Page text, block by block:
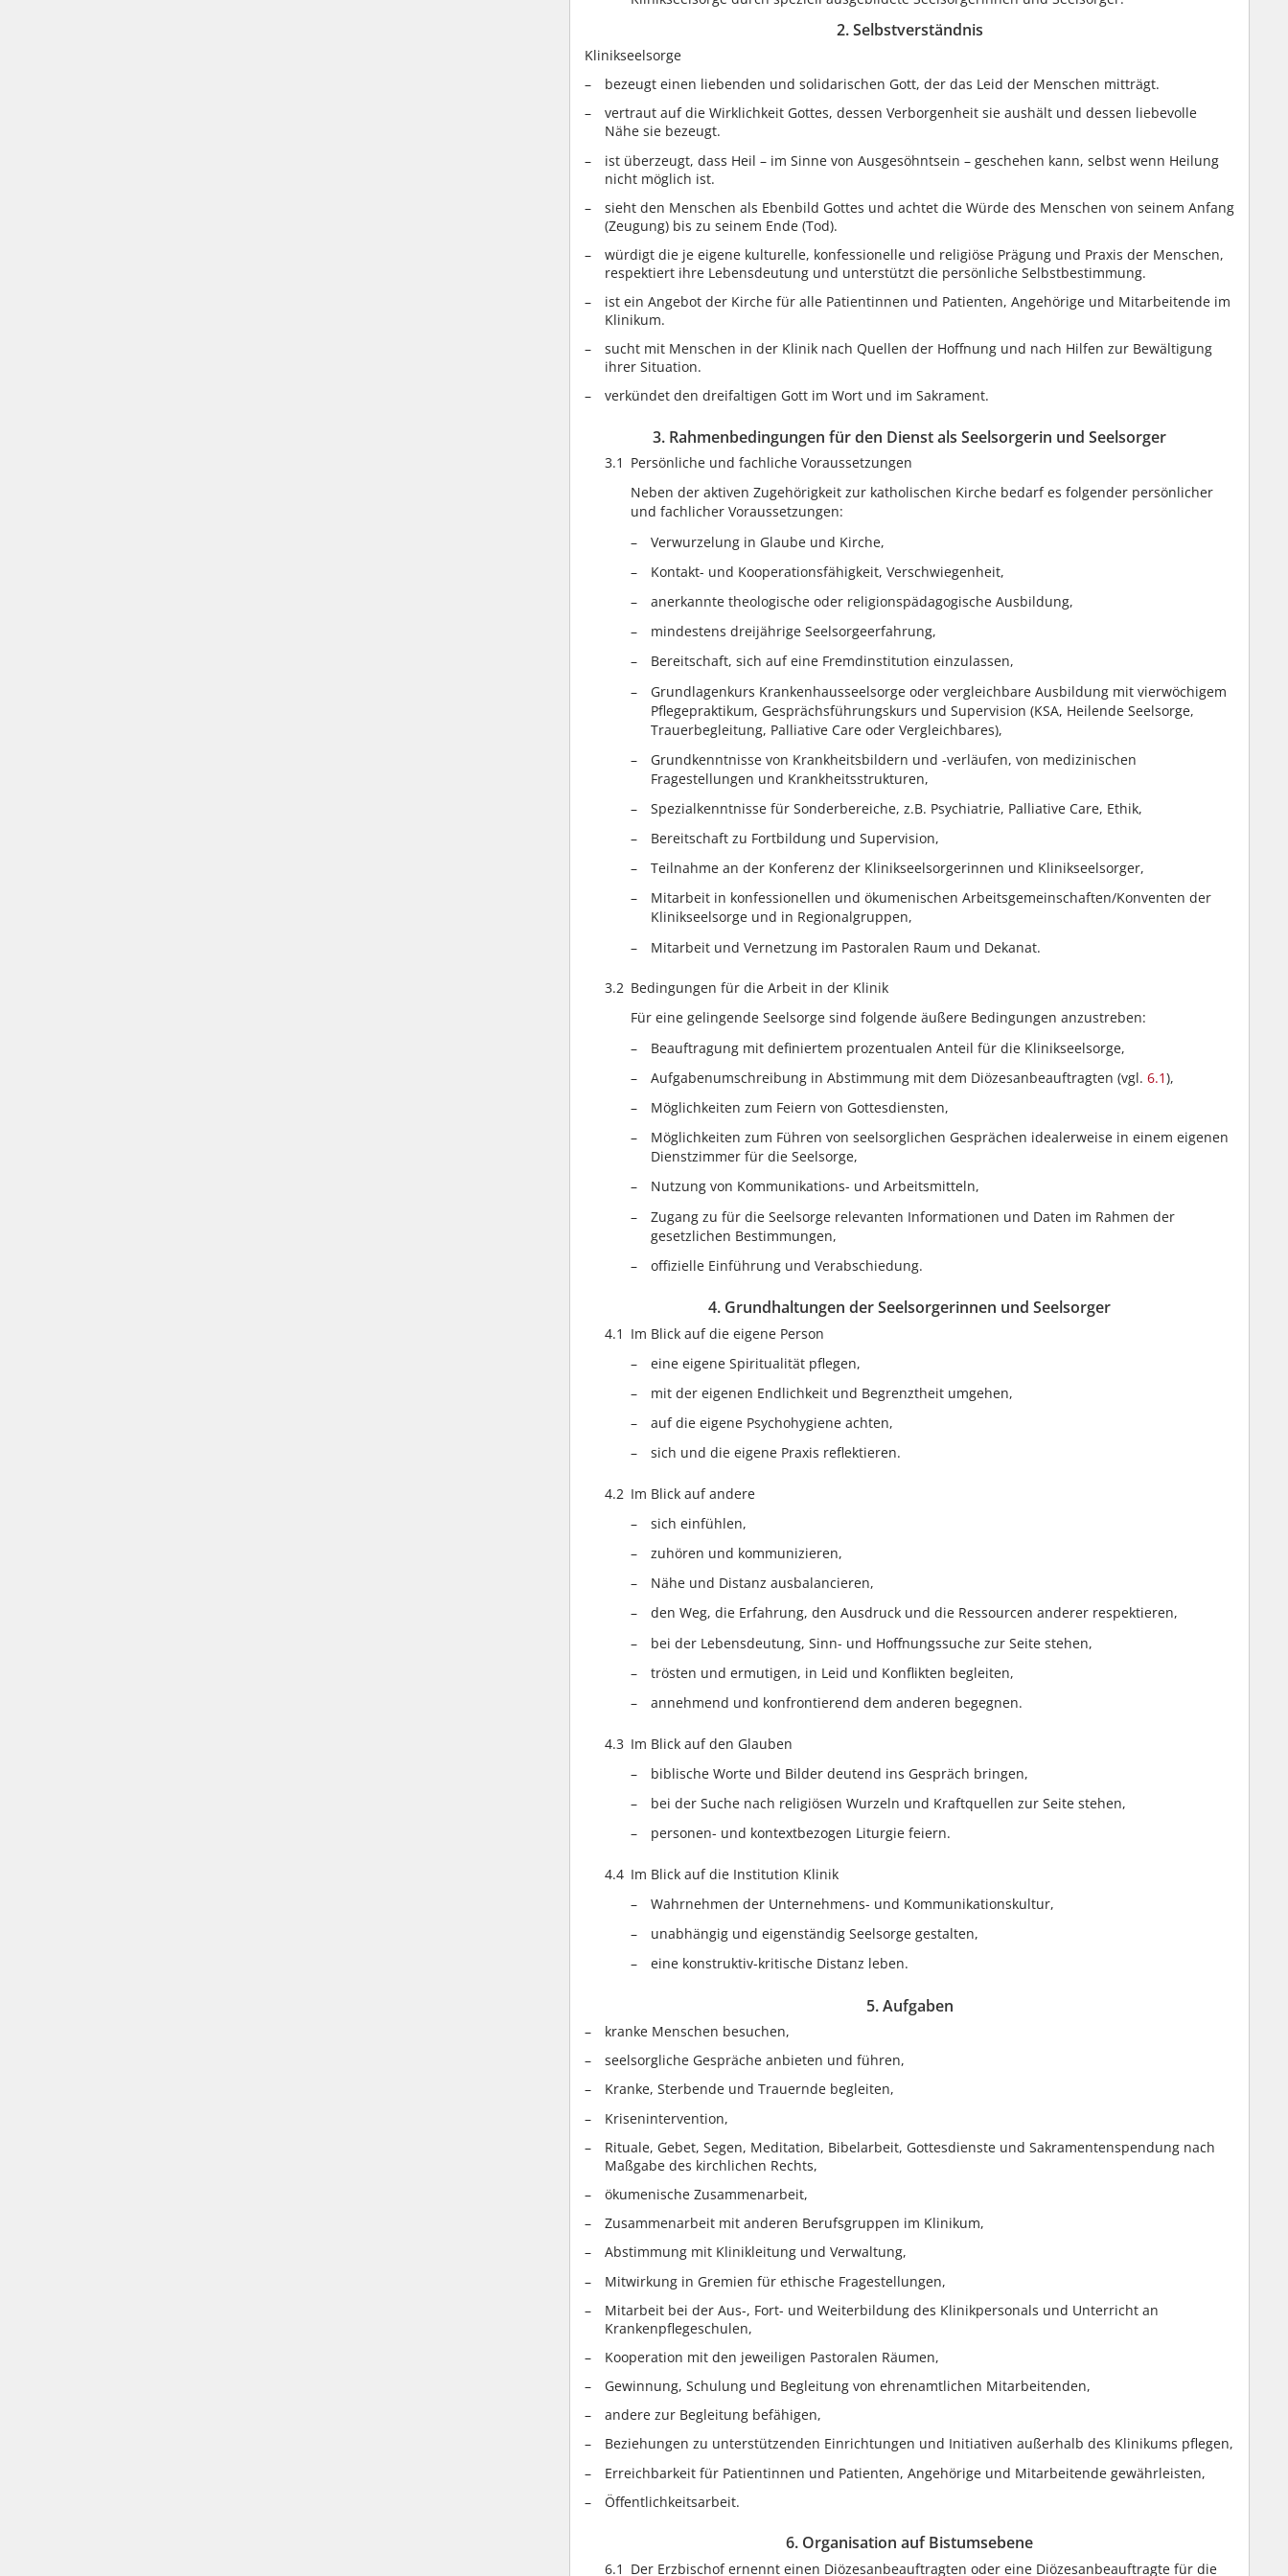
2. Selbstverständnis
Klinikseelsorge
bezeugt einen liebenden und solidarischen Gott, der das Leid der Menschen mitträgt.
vertraut auf die Wirklichkeit Gottes, dessen Verborgenheit sie aushält und dessen liebevolle
Nähe sie bezeugt.
ist überzeugt, dass Heil – im Sinne von Ausgesöhntsein – geschehen kann, selbst wenn Heilung
nicht möglich ist.
sieht den Menschen als Ebenbild Gottes und achtet die Würde des Menschen von seinem Anfang
(Zeugung) bis zu seinem Ende (Tod).
würdigt die je eigene kulturelle, konfessionelle und religiöse Prägung und Praxis der Menschen,
respektiert ihre Lebensdeutung und unterstützt die persönliche Selbstbestimmung.
ist ein Angebot der Kirche für alle Patientinnen und Patienten, Angehörige und Mitarbeitende im
Klinikum.
sucht mit Menschen in der Klinik nach Quellen der Hoffnung und nach Hilfen zur Bewältigung
ihrer Situation.
verkündet den dreifaltigen Gott im Wort und im Sakrament.
3. Rahmenbedingungen für den Dienst als Seelsorgerin und Seelsorger
3.1 Persönliche und fachliche Voraussetzungen
Neben der aktiven Zugehörigkeit zur katholischen Kirche bedarf es folgender persönlicher
und fachlicher Voraussetzungen:
Verwurzelung in Glaube und Kirche,
Kontakt- und Kooperationsfähigkeit, Verschwiegenheit,
anerkannte theologische oder religionspädagogische Ausbildung,
mindestens dreijährige Seelsorgeerfahrung,
Bereitschaft, sich auf eine Fremdinstitution einzulassen,
Grundlagenkurs Krankenhausseelsorge oder vergleichbare Ausbildung mit vierwöchigem
Pflegepraktikum, Gesprächsführungskurs und Supervision (KSA, Heilende Seelsorge,
Trauerbegleitung, Palliative Care oder Vergleichbares),
Grundkenntnisse von Krankheitsbildern und -verläufen, von medizinischen
Fragestellungen und Krankheitsstrukturen,
Spezialkenntnisse für Sonderbereiche, z.B. Psychiatrie, Palliative Care, Ethik,
Bereitschaft zu Fortbildung und Supervision,
Teilnahme an der Konferenz der Klinikseelsorgerinnen und Klinikseelsorger,
Mitarbeit in konfessionellen und ökumenischen Arbeitsgemeinschaften/Konventen der
Klinikseelsorge und in Regionalgruppen,
Mitarbeit und Vernetzung im Pastoralen Raum und Dekanat.
3.2 Bedingungen für die Arbeit in der Klinik
Für eine gelingende Seelsorge sind folgende äußere Bedingungen anzustreben:
Beauftragung mit definiertem prozentualen Anteil für die Klinikseelsorge,
Aufgabenumschreibung in Abstimmung mit dem Diözesanbeauftragten (vgl. 6.1),
Möglichkeiten zum Feiern von Gottesdiensten,
Möglichkeiten zum Führen von seelsorglichen Gesprächen idealerweise in einem eigenen
Dienstzimmer für die Seelsorge,
Nutzung von Kommunikations- und Arbeitsmitteln,
Zugang zu für die Seelsorge relevanten Informationen und Daten im Rahmen der
gesetzlichen Bestimmungen,
offizielle Einführung und Verabschiedung.
4. Grundhaltungen der Seelsorgerinnen und Seelsorger
4.1 Im Blick auf die eigene Person
eine eigene Spiritualität pflegen,
mit der eigenen Endlichkeit und Begrenztheit umgehen,
auf die eigene Psychohygiene achten,
sich und die eigene Praxis reflektieren.
4.2 Im Blick auf andere
sich einfühlen,
zuhören und kommunizieren,
Nähe und Distanz ausbalancieren,
den Weg, die Erfahrung, den Ausdruck und die Ressourcen anderer respektieren,
bei der Lebensdeutung, Sinn- und Hoffnungssuche zur Seite stehen,
trösten und ermutigen, in Leid und Konflikten begleiten,
annehmend und konfrontierend dem anderen begegnen.
4.3 Im Blick auf den Glauben
biblische Worte und Bilder deutend ins Gespräch bringen,
bei der Suche nach religiösen Wurzeln und Kraftquellen zur Seite stehen,
personen- und kontextbezogen Liturgie feiern.
4.4 Im Blick auf die Institution Klinik
Wahrnehmen der Unternehmens- und Kommunikationskultur,
unabhängig und eigenständig Seelsorge gestalten,
eine konstruktiv-kritische Distanz leben.
5. Aufgaben
kranke Menschen besuchen,
seelsorgliche Gespräche anbieten und führen,
Kranke, Sterbende und Trauernde begleiten,
Krisenintervention,
Rituale, Gebet, Segen, Meditation, Bibelarbeit, Gottesdienste und Sakramentenspendung nach
Maßgabe des kirchlichen Rechts,
ökumenische Zusammenarbeit,
Zusammenarbeit mit anderen Berufsgruppen im Klinikum,
Abstimmung mit Klinikleitung und Verwaltung,
Mitwirkung in Gremien für ethische Fragestellungen,
Mitarbeit bei der Aus-, Fort- und Weiterbildung des Klinikpersonals und Unterricht an
Krankenpflegeschulen,
Kooperation mit den jeweiligen Pastoralen Räumen,
Gewinnung, Schulung und Begleitung von ehrenamtlichen Mitarbeitenden,
andere zur Begleitung befähigen,
Beziehungen zu unterstützenden Einrichtungen und Initiativen außerhalb des Klinikums pflegen,
Erreichbarkeit für Patientinnen und Patienten, Angehörige und Mitarbeitende gewährleisten,
Öffentlichkeitsarbeit.
6. Organisation auf Bistumsebene
6.1 Der Erzbischof ernennt einen Diözesanbeauftragten oder eine Diözesanbeauftragte für die